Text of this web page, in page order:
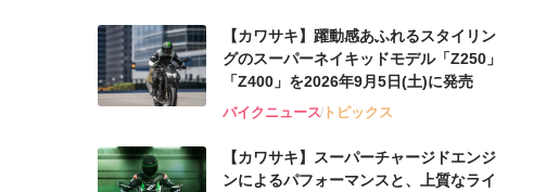
【カワサキ】躍動感あふれるスタイリン
グのスーパーネイキッドモデル「Z250」
「Z400」を2026年9月5日(土)に発売
バイクニューストピックス
【カワサキ】スーパーチャージドエンジ
ンによるパフォーマンスと、上質なライ